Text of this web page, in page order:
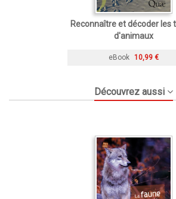
Reconnaître et décoder les
d'animaux
eBook 10,99 €
Découvrez aussi